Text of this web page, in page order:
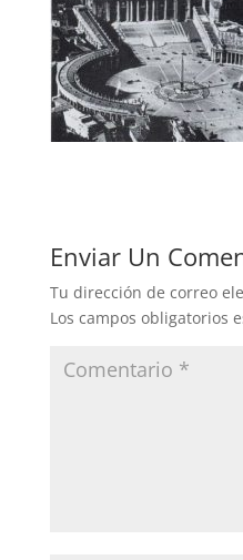
Enviar Un
Tu dirección de correo
Los campos obligatorios